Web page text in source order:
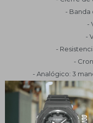
- Banda
-
-
-
-
- Analógico: 3
- Precisión:
- Tamaño de
-